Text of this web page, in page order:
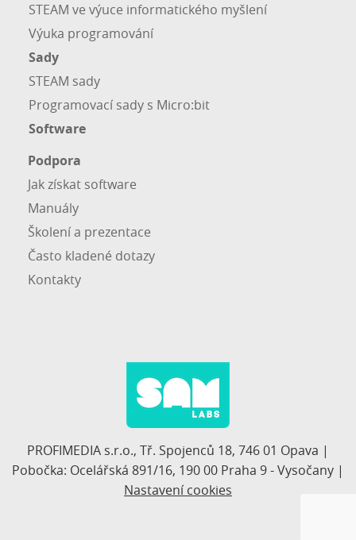
STEAM ve výuce informatického myšlení
Výuka programování
Sady
STEAM sady
Programovací sady s Micro:bit
Software
Podpora
Jak získat software
Manuály
Školení a prezentace
Často kladené dotazy
Kontakty
PROFIMEDIA s.r.o., Tř. Spojenců 18, 746 01 Opava |
Pobočka: Ocelářská 891/16, 190 00 Praha 9 - Vysočany |
Nastavení cookies